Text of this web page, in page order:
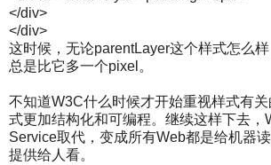
</div>
</div>
这时候，无论parentLayer这个样式怎么
总是比它多一个pixel。
不知道W3C什么时候才开始重视样式有
式更加结构化和可编程。继续这样下去，
Service取代，变成所有Web都是给机器
提供给人看。